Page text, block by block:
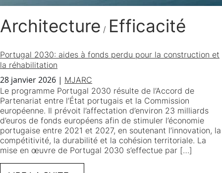
Architecture / Efficacité
Portugal 2030: aides à fonds perdu pour la construction et
la réhabilitation
28 janvier 2026 | MJARC
Le programme Portugal 2030 résulte de l’Accord de
Partenariat entre l’État portugais et la Commission
européenne. Il prévoit l’affectation d’environ 23 milliards
d’euros de fonds européens afin de stimuler l’économie
portugaise entre 2021 et 2027, en soutenant l’innovation, la
compétitivité, la durabilité et la cohésion territoriale. La
mise en œuvre de Portugal 2030 s’effectue par […]